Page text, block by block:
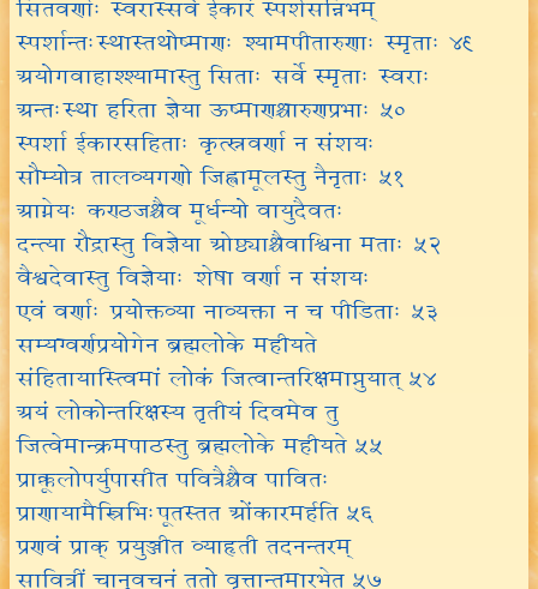
सितवर्णाः स्वरास्सर्वे ईकारं स्पर्शसन्निभम्
स्पर्शान्तःस्थास्तथोष्माणः श्यामपीतारुणाः स्मृताः ४९
अयोगवाहाश्श्यामास्तु सिताः सर्वे स्मृताः स्वराः
अन्तःस्था हरिता ज्ञेया ऊष्माणश्चारुणप्रभाः ५०
स्पर्शा ईकारसहिताः कृत्स्नवर्णा न संशयः
सौम्योत्र तालव्यगणो जिह्वामूलस्तु नैनृताः ५१
आग्नेयः कण्ठजश्चैव मूर्धन्यो वायुदैवतः
दन्त्या रौद्रास्तु विज्ञेया ओष्ठ्याश्चैवाश्विना मताः ५२
वैश्वदेवास्तु विज्ञेयाः शेषा वर्णा न संशयः
एवं वर्णाः प्रयोक्तव्या नाव्यक्ता न च पीडिताः ५३
सम्यग्वर्णप्रयोगेन ब्रह्मलोके महीयते
संहितायास्त्विमां लोकं जित्वान्तरिक्षमाप्नुयात् ५४
अयं लोकोन्तरिक्षस्य तृतीयं दिवमेव तु
जित्वेमान्क्रमपाठस्तु ब्रह्मलोके महीयते ५५
प्राक्कूलोपर्युपासीत पवित्रैश्चैव पावितः
प्राणायामैस्त्रिभिःपूतस्तत ओंकारमर्हति ५६
प्रणवं प्राक् प्रयुञ्जीत व्याहृती तदनन्तरम्
सावित्रीं चानुवचनं ततो वृत्तान्तमारभेत् ५७